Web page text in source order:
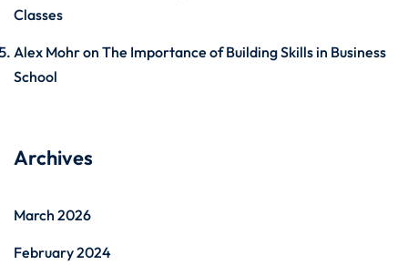
Classes
Alex Mohron The Importance of Building Skills in Business
School
Archives
March 2026
February 2024